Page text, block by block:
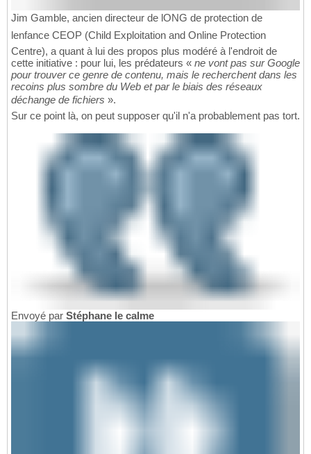
Jim Gamble, ancien directeur de lONG de protection de
lenfance CEOP (Child Exploitation and Online Protection
Centre), a quant à lui des propos plus modéré à l'endroit de
cette initiative : pour lui, les prédateurs « ne vont pas sur Google
pour trouver ce genre de contenu, mais le recherchent dans les
recoins plus sombre du Web et par le biais des réseaux
déchange de fichiers ».
Sur ce point là, on peut supposer qu'il n'a probablement pas tort.
Envoyé par Stéphane le calme